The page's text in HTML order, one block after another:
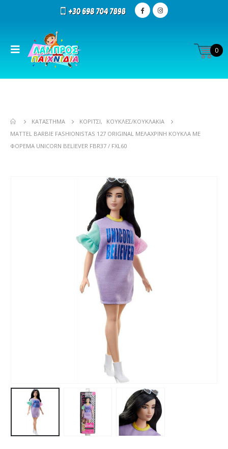
0
ΚΑΤΆΣΤΗΜΑ ΚΟΡΊΤΣΙ,
ΚΟΎΚΛΕΣ/ΚΟΥΚΛΆΚΙΑ
MATTEL BARBIE FASHIONISTAS 127 ORIGINAL ΜΕΛΑΧΡΙΝΉ ΚΟΎΚΛΑ ΜΕ
ΦΌΡΕΜΑ UNICORN BELIEVER FBR37 / FXL60